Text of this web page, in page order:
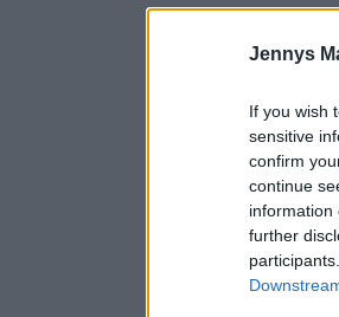
Jennys
If you wish
sensitive
confirm
continue
information
further